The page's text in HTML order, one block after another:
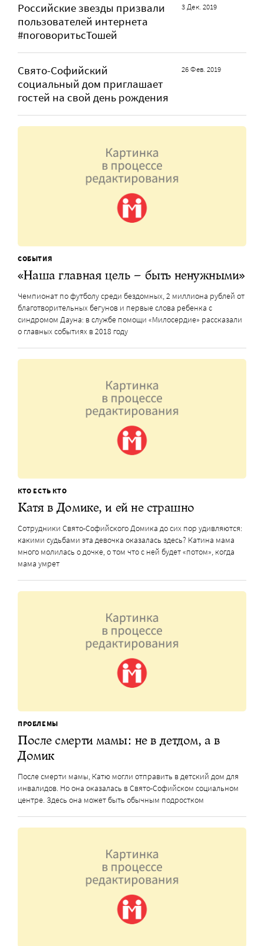
Российские звезды призвали
пользователей интернета
#поговоритьсТошей
3 Дек. 2019
Свято-Софийский
социальный дом приглашает
гостей на свой день рождения
26 Фев. 2019
СОБЫТИЯ
«Наша главная цель – быть ненужными»
Чемпионат по футболу среди бездомных, 2 миллиона рублей от
благотворительных бегунов и первые слова ребенка с
синдромом Дауна: в службе помощи «Милосердие» рассказали
о главных событиях в 2018 году
КТО ЕСТЬ КТО
Катя в Домике, и ей не страшно
Сотрудники Свято-Софийского Домика до сих пор удивляются:
какими судьбами эта девочка оказалась здесь? Катина мама
много молилась о дочке, о том что с ней будет «потом», когда
мама умрет
ПРОБЛЕМЫ
После смерти мамы: не в детдом, а в
Домик
После смерти мамы, Катю могли отправить в детский дом для
инвалидов. Но она оказалась в Свято-Софийском социальном
центре. Здесь она может быть обычным подростком